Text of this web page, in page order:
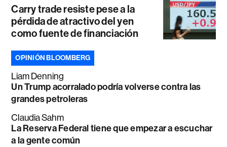
Carry trade resiste pese a la
pérdida de atractivo del yen
como fuente de financiación
OPINIÓN BLOOMBERG
Liam Denning
Un Trump acorralado podría volverse contra las
grandes petroleras
Claudia Sahm
La Reserva Federal tiene que empezar a escuchar
a la gente común